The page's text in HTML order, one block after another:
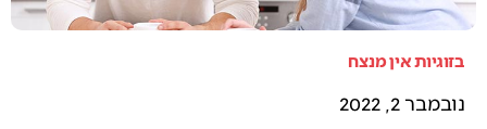
בזוגיות אין מנצח
נובמבר 2, 2022